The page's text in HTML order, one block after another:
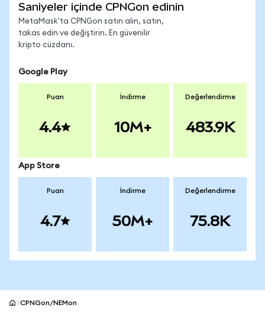
Saniyeler içinde CPNGon edinin
MetaMask'ta CPNGon satın alın, satın,
takas edin ve değiştirin. En güvenilir
kripto cüzdanı.
Google Play
Puan
4.4
İndirme
10M+
Değerlendirme
483.9K
App Store
Puan
4.7
İndirme
50M+
Değerlendirme
75.8K
CPNGon/NEMon